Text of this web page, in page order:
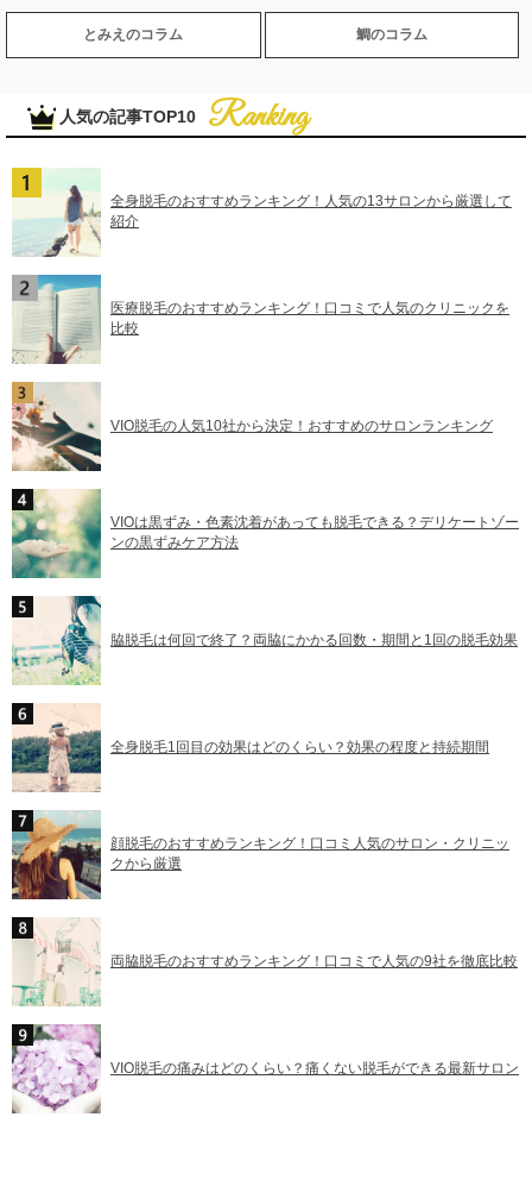
とみえのコラム 鯛のコラム
人気の記事TOP10
全身脱毛のおすすめランキング！人気の13サロンから厳選して
紹介
医療脱毛のおすすめランキング！口コミで人気のクリニックを
比較
VIO脱毛の人気10社から決定！おすすめのサロンランキング
VIOは黒ずみ・色素沈着があっても脱毛できる？デリケートゾー
ンの黒ずみケア方法
脇脱毛は何回で終了？両脇にかかる回数・期間と1回の脱毛効果
全身脱毛1回目の効果はどのくらい？効果の程度と持続期間
顔脱毛のおすすめランキング！口コミ人気のサロン・クリニッ
クから厳選
両脇脱毛のおすすめランキング！口コミで人気の9社を徹底比較
VIO脱毛の痛みはどのくらい？痛くない脱毛ができる最新サロン